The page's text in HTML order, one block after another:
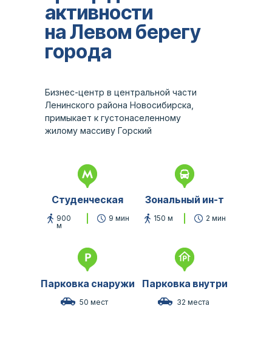
Бизнес-центр в центральной части
Ленинского района Новосибирска,
примыкает к густонаселенному
жилому массиву Горский
активности
на Левом берегу
города
9 мин
900
м
Студенческая
2 мин
150 м
Зональный ин-т
50 мест
Парковка снаружи
32 места
Парковка внутри